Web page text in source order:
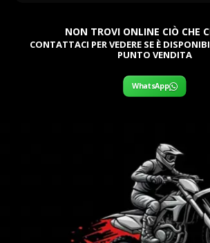
NON TROVI ONLINE CIÒ CHE
CONTATTACI PER VEDERE SE È
PUNTO VENDITA
WhatsApp